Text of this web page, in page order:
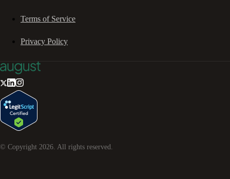
Terms of Service
Privacy Policy
© Copyright 2026 . All rights reserved.